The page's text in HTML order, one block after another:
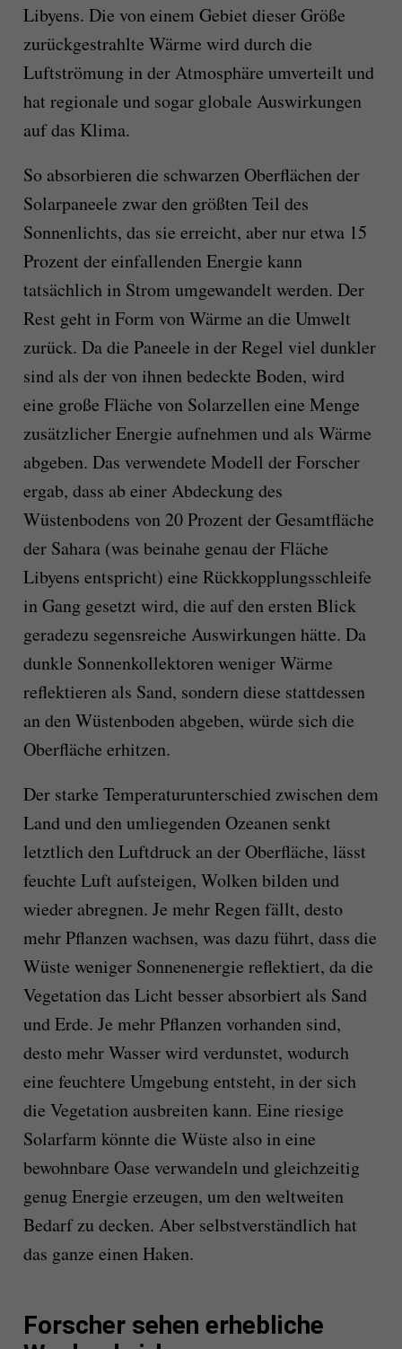
Libyens. Die von einem Gebiet dieser Größe
zurückgestrahlte Wärme wird durch die
Luftströmung in der Atmosphäre umverteilt und
hat regionale und sogar globale Auswirkungen
auf das Klima.
So absorbieren die schwarzen Oberflächen der
Solarpaneele zwar den größten Teil des
Sonnenlichts, das sie erreicht, aber nur etwa 15
Prozent der einfallenden Energie kann
tatsächlich in Strom umgewandelt werden. Der
Rest geht in Form von Wärme an die Umwelt
zurück. Da die Paneele in der Regel viel dunkler
sind als der von ihnen bedeckte Boden, wird
eine große Fläche von Solarzellen eine Menge
zusätzlicher Energie aufnehmen und als Wärme
abgeben. Das verwendete Modell der Forscher
ergab, dass ab einer Abdeckung des
Wüstenbodens von 20 Prozent der Gesamtfläche
der Sahara (was beinahe genau der Fläche
Libyens entspricht) eine Rückkopplungsschleife
in Gang gesetzt wird, die auf den ersten Blick
geradezu segensreiche Auswirkungen hätte. Da
dunkle Sonnenkollektoren weniger Wärme
reflektieren als Sand, sondern diese stattdessen
an den Wüstenboden abgeben, würde sich die
Oberfläche erhitzen.
Der starke Temperaturunterschied zwischen dem
Land und den umliegenden Ozeanen senkt
letztlich den Luftdruck an der Oberfläche, lässt
feuchte Luft aufsteigen, Wolken bilden und
wieder abregnen. Je mehr Regen fällt, desto
mehr Pflanzen wachsen, was dazu führt, dass die
Wüste weniger Sonnenenergie reflektiert, da die
Vegetation das Licht besser absorbiert als Sand
und Erde. Je mehr Pflanzen vorhanden sind,
desto mehr Wasser wird verdunstet, wodurch
eine feuchtere Umgebung entsteht, in der sich
die Vegetation ausbreiten kann. Eine riesige
Solarfarm könnte die Wüste also in eine
bewohnbare Oase verwandeln und gleichzeitig
genug Energie erzeugen, um den weltweiten
Bedarf zu decken. Aber selbstverständlich hat
das ganze einen Haken.
Forscher sehen erhebliche